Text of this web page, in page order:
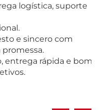
logística, suporte
e sincero com
promessa.
entrega rápida e bom